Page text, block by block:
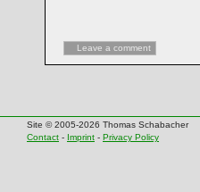
Leave a comment
Site © 2005-2026 Thomas Schabacher
Contact - Imprint - Privacy Policy